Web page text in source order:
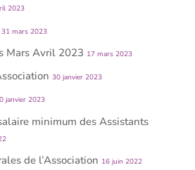
2023
31 mars 2023
Mars Avril 2023 17 mars 2023
30 janvier 2023
janvier 2023
minimum des Assistants
de l’Association 16 juin 2022